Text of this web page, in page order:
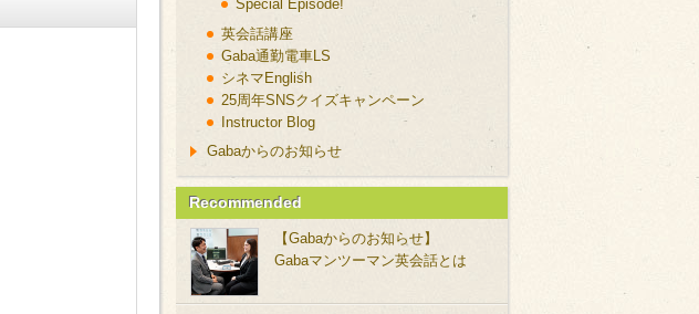
Special Episode!
英会話講座
Gaba通勤電車LS
シネマEnglish
25周年SNSクイズキャンペーン
Instructor Blog
Gabaからのお知らせ
Recommended
【Gabaからのお知らせ】
Gabaマンツーマン英会話とは